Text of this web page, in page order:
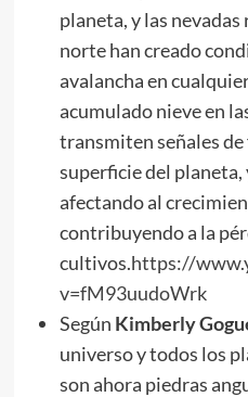
planeta, y las
norte han creado
avalancha en
acumulado nieve en
transmiten señales
superficie del
afectando al
contribuyendo a la
cultivos.https://
v=fM93uudoWrk
Según Kimberly
universo y todos los
son ahora piedras